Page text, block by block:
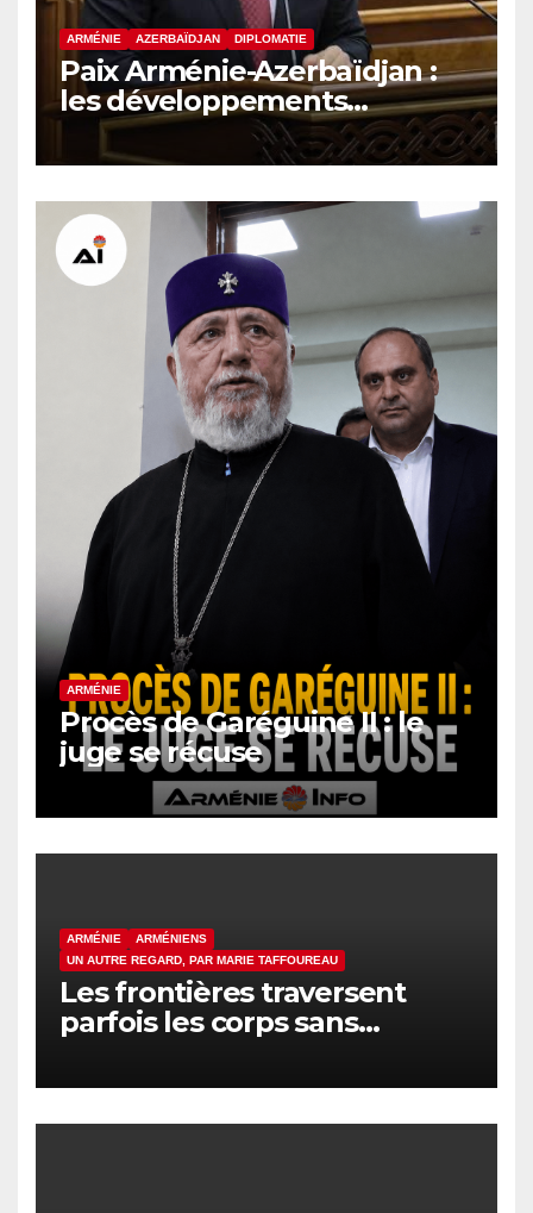
ARMÉNIE AZERBAÏDJAN DIPLOMATIE
Paix Arménie-Azerbaïdjan :
les développements
internationaux pèsent sur la
signature finale
ARMÉNIE
Procès de Garéguine II : le
juge se récuse
ARMÉNIE
ARMÉNIENS
UN AUTRE REGARD, PAR MARIE TAFFOUREAU
Les frontières traversent
parfois les corps sans